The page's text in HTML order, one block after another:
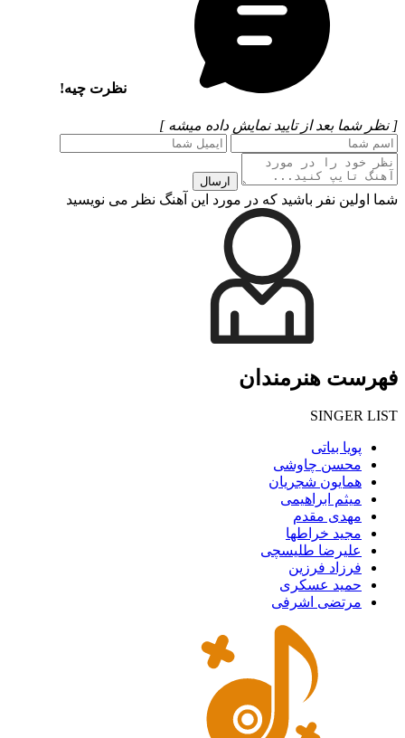
نظرت چیه!
[ نظر شما بعد از تایید نمایش داده میشه ]
ارسال
شما اولین نفر باشید که در مورد این آهنگ نظر می نویسید
فهرست هنرمندان
SINGER LIST
پویا بیاتی
محسن چاوشی
همایون شجریان
میثم ابراهیمی
مهدی مقدم
مجید خراطها
علیرضا طلیسچی
فرزاد فرزین
حمید عسکری
مرتضی اشرفی